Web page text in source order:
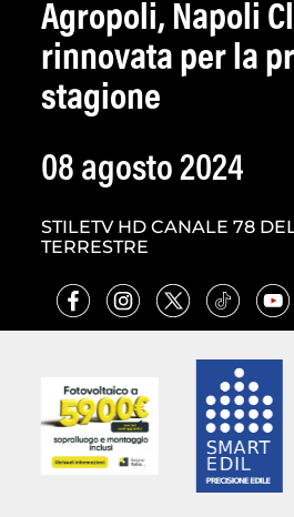
Agropoli, Napoli
rinnovata per la
stagione
08 agosto 2024
STILETV HD CANALE 78
TERRESTRE